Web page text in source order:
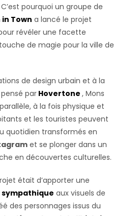
pourquoi un groupe de
in Town a lancé le projet
révéler une facette
de magie pour la ville de
de design urbain et à la
par Hovertone , Mons
à la fois physique et
et les touristes peuvent
quotidien transformés en
et se plonger dans un
en découvertes culturelles.
était d’apporter une
sympathique aux visuels de
des personnages issus du